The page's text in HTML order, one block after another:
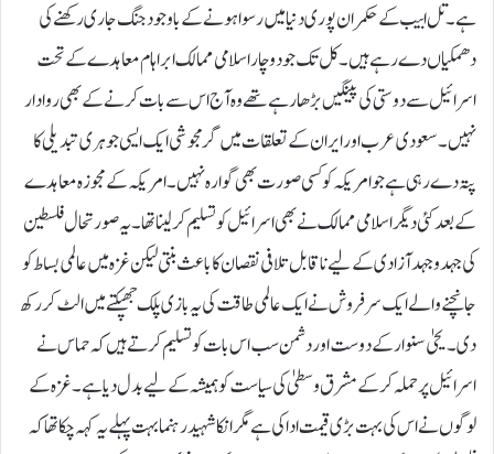
ہے۔ تل ابیب کے حکمران پوری دنیا میں رسوا ہونے کے باوجود جنگ جاری رکھنے کی
دھمکیاں دے رہے ہیں۔ کل تک جو دو چار اسلامی ممالک ابراہام معاہدے کے تحت
اسرائیل سے دوستی کی پینگیں بڑھا رہے تھے وہ آج اس سے بات کرنے کے بھی روادار
نہیں ۔ سعودی عرب اور ایران کے تعلقات میں گرمجوشی ایک ایسی جوہری تبدیلی کا
پتہ دے رہی ہے جو امریکہ کو کسی صورت بھی گوارہ نہیں۔امریکہ کے مجوزہ معاہدے
کے بعدکئی دیگر اسلامی ممالک نے بھی اسرائیل کو تسلیم کر لینا تھا۔ یہ صورتحال فلسطین
کی جہدو جہد آزادی کے لیے ناقابل تلافی نقصان کا باعث بنتی لیکن غزہ میں عالمی بساط کو
جانچنے والے ایک سرفروش نے ایک عالمی طاقت کی یہ بازی پلک جھپکتے میں الٹ کر رکھ
دی۔ یحیٰ سنوار کے دوست اور دشمن سب اس بات کو تسلیم کرتے ہیں کہ حماس نے
اسرائیل پر حملہ کرکے مشرق وسطیٰ کی سیاست کو ہمیشہ کے لیے بد ل دیا ہے۔غزہ کے
لوگوں نےاس کی بہت بڑی قیمت ادا کی ہے مگر انکا شہید رہنما بہت پہلے یہ کہہ چکا تھا کہ